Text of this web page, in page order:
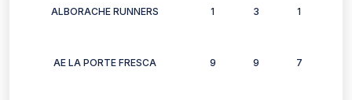
ALBORACHE RUNNERS 1 3 1
AE LA PORTE FRESCA 9 9 7